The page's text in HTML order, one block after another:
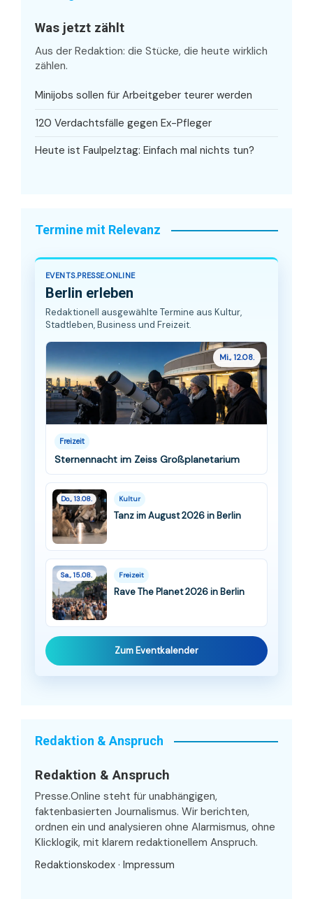
Was jetzt zählt
Aus der Redaktion: die Stücke, die heute wirklich
zählen.
Minijobs sollen für Arbeitgeber teurer werden
120 Verdachtsfälle gegen Ex-Pfleger
Heute ist Faulpelztag: Einfach mal nichts tun?
Termine mit Relevanz
EVENTS.PRESSE.ONLINE
Berlin erleben
Redaktionell ausgewählte Termine aus Kultur,
Stadtleben, Business und Freizeit.
Mi., 12.08.
Freizeit
Sternennacht im Zeiss Großplanetarium
Do., 13.08. Kultur
Tanz im August 2026 in Berlin
Sa., 15.08. Freizeit
Rave The Planet 2026 in Berlin
Zum Eventkalender
Redaktion & Anspruch
Redaktion & Anspruch
Presse.Online steht für unabhängigen,
faktenbasierten Journalismus. Wir berichten,
ordnen ein und analysieren ohne Alarmismus, ohne
Klicklogik, mit klarem redaktionellem Anspruch.
Redaktionskodex · Impressum